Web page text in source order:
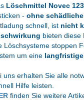
Löschmittel Novec
- ohne
schnell, ist nicht
bieten diese
Löschsysteme stoppen
um eine
uns erhalten Sie alle
Hilfe leisten.
finden Sie weitere